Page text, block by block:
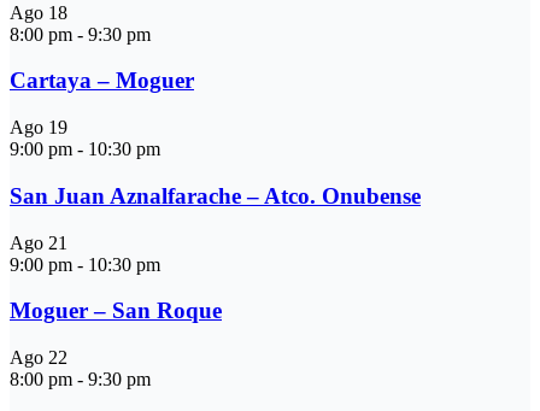
Ago 18
8:00 pm - 9:30 pm
Cartaya – Moguer
Ago 19
9:00 pm - 10:30 pm
San Juan Aznalfarache – Atco. Onubense
Ago 21
9:00 pm - 10:30 pm
Moguer – San Roque
Ago 22
8:00 pm - 9:30 pm